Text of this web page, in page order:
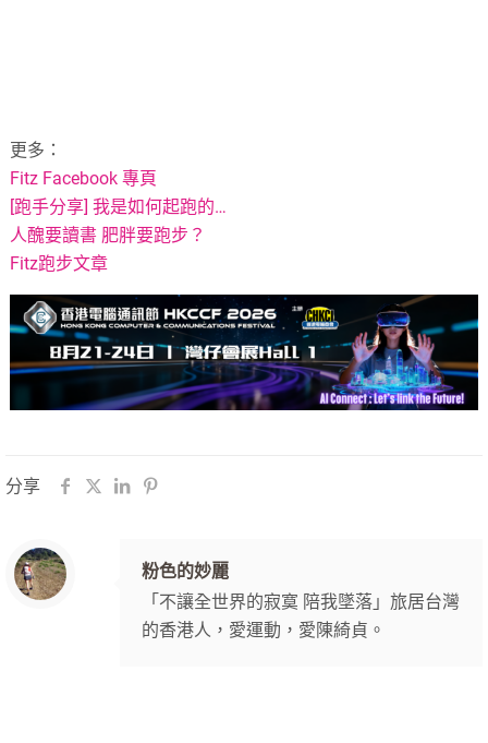
更多：
Fitz Facebook 專頁
[跑手分享] 我是如何起跑的…
人醜要讀書 肥胖要跑步？
Fitz跑步文章
分享
粉色的妙麗
「不讓全世界的寂寞 陪我墜落」旅居台灣
的香港人，愛運動，愛陳綺貞。